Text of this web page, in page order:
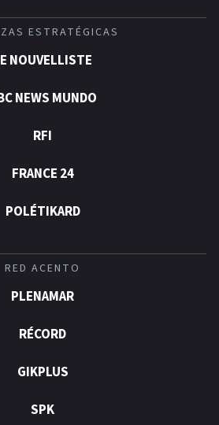
ESTRATÉGICAS
NOUVELLISTE
NEWS MUNDO
RFI
FRANCE 24
POLÉTIKARD
RED ACENTO
PLENAMAR
RÉCORD
GIKPLUS
SPK